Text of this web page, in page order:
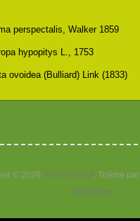
perspectalis, Walker 1859
hypopitys L., 1753
ovoidea (Bulliard) Link (1833)
© 2026 SESN-Elbeuf . Thème par
WordPress